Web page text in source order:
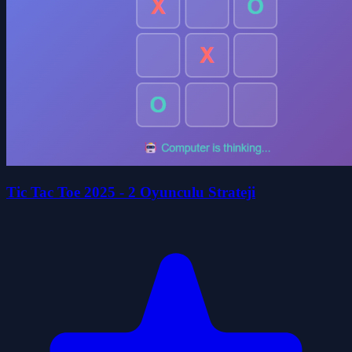
Tic Tac Toe 2025 - 2 Oyunculu Strateji